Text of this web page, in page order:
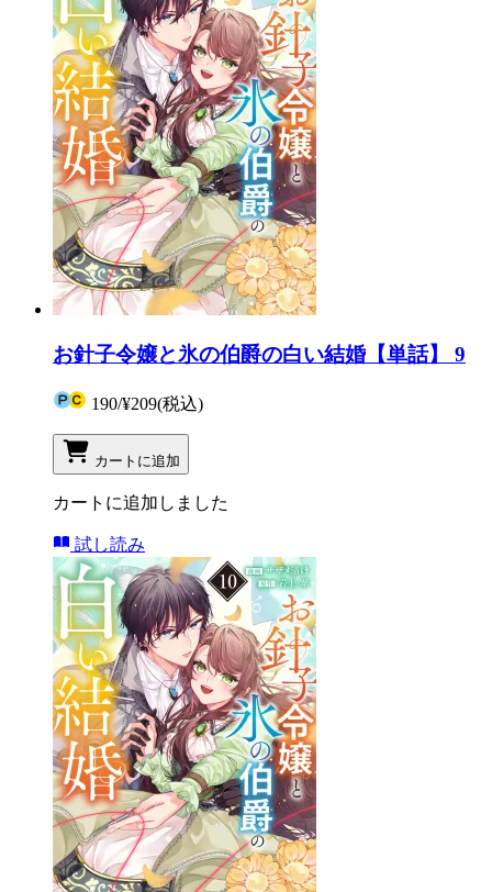
お針子令嬢と氷の伯爵の白い結婚【単話】 9
190/¥209(税込)
カートに追加
カートに追加しました
試し読み